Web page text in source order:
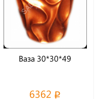
Ваза 30*30*49
6362